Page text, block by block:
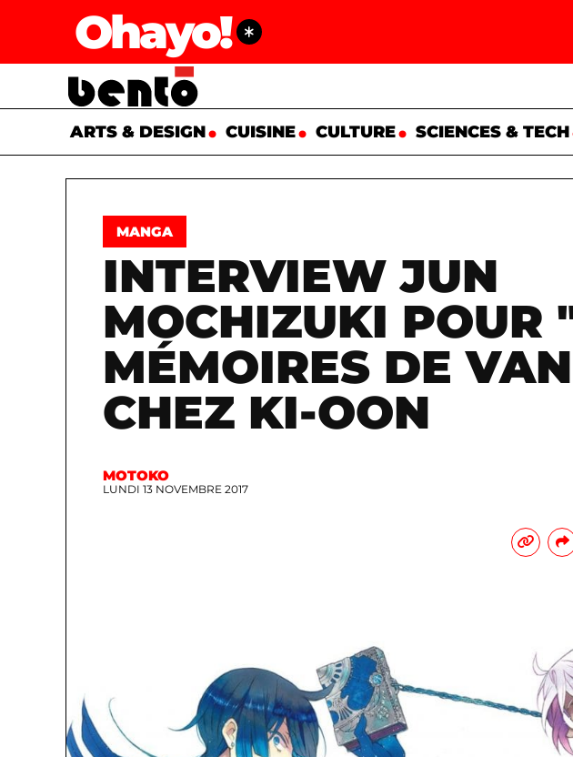
Ohayo!
ARTS & DESIGN CUISINE CULTURE SCIENCES & TECH
MANGA
INTERVIEW JUN
MOCHIZUKI POUR
MÉMOIRES DE
CHEZ KI-OON
MOTOKO
LUNDI 13 NOVEMBRE 2017